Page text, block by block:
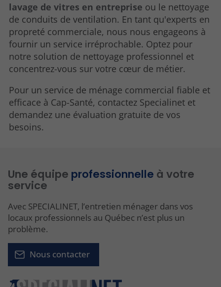
lavage de vitres en entreprise ou le nettoyage
de conduits de ventilation. En tant qu'experts en
propreté commerciale, nous nous engageons à
fournir un service irréprochable. Optez pour
notre solution de nettoyage professionnel et
concentrez-vous sur votre cœur de métier.
Pour un service de ménage commercial fiable et
efficace à Cap-Santé, contactez Specialinet et
demandez une évaluation gratuite de vos
besoins.
Une équipe professionnelle à votre
service
Avec SPECIALINET, l’entretien ménager dans vos
locaux professionnels au Québec n’est plus un
problème.
Nous contacter